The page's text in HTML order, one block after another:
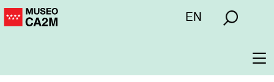
Pasar
Menú
EN